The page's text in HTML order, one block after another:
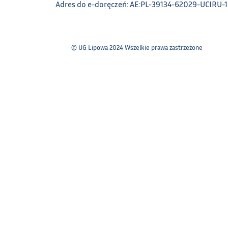
Adres do e-doręczeń: AE:PL-39134-62029-UCIRU-
© UG Lipowa 2024 Wszelkie prawa zastrzeżone